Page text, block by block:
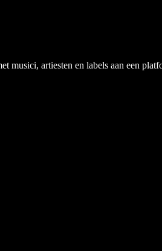
artiesten en labels aan een